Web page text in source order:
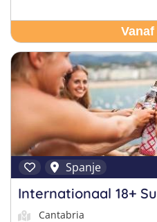
Vanaf
Spanje
Internationaal 18+
Cantabria